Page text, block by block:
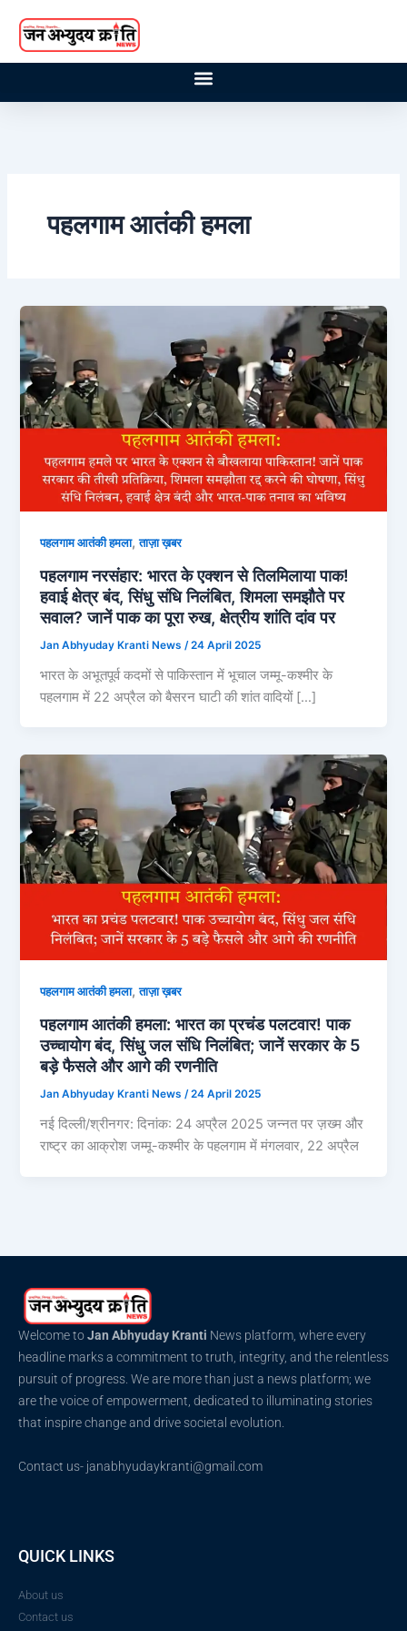
content
पहलगाम आतंकी हमला
पहलगाम आतंकी हमला,ताज़ा ख़बर
पहलगाम नरसंहार: भारत के एक्शन से तिलमिलाया पाक!
हवाई क्षेत्र बंद, सिंधु संधि निलंबित, शिमला समझौते पर
सवाल? जानें पाक का पूरा रुख, क्षेत्रीय शांति दांव पर
Jan Abhyuday Kranti News /24 April 2025
भारत के अभूतपूर्व कदमों से पाकिस्तान में भूचाल जम्मू-कश्मीर के
पहलगाम में 22 अप्रैल को बैसरन घाटी की शांत वादियों […]
पहलगाम आतंकी हमला,ताज़ा ख़बर
पहलगाम आतंकी हमला: भारत का प्रचंड पलटवार! पाक
उच्चायोग बंद, सिंधु जल संधि निलंबित; जानें सरकार के 5
बड़े फैसले और आगे की रणनीति
Jan Abhyuday Kranti News/24 April 2025
नई दिल्ली/श्रीनगर: दिनांक: 24 अप्रैल 2025 जन्नत पर ज़ख्म और
राष्ट्र का आक्रोश जम्मू-कश्मीर के पहलगाम में मंगलवार, 22 अप्रैल
Welcome toJan Abhyuday Kranti News platform, where every
headline marks a commitment to truth, integrity, and the relentless
pursuit of progress. We are more than just a news platform; we
are the voice of empowerment, dedicated to illuminating stories
that inspire change and drive societal evolution.
Contact us- janabhyudaykranti@gmail.com
QUICK LINKS
About us
Contact us